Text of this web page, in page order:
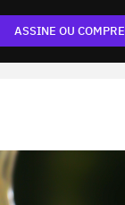
ASSINE OU COMPRE